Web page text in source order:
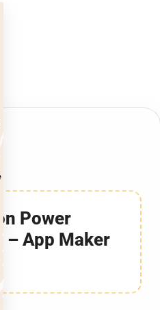
Power
– App Maker